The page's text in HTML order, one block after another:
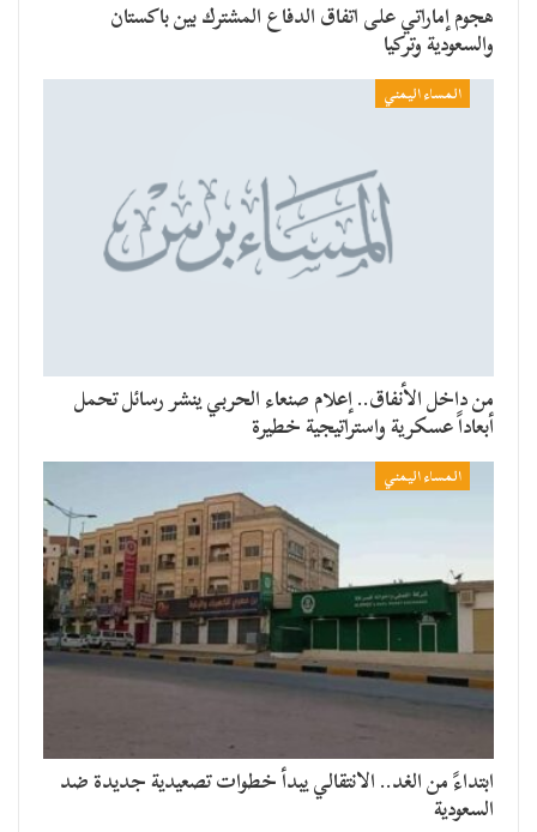
هجوم إماراتي على اتفاق الدفاع المشترك بين باكستان
والسعودية وتركيا
المساء اليمني
من داخل الأنفاق.. إعلام صنعاء الحربي ينشر رسائل تحمل
أبعاداً عسكرية واستراتيجية خطيرة
المساء اليمني
​ابتداءً من الغد.. الانتقالي يبدأ خطوات تصعيدية جديدة ضد
السعودية